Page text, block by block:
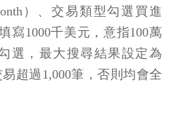
）、交易類型勾選買進
寫1000千美元，意指100萬
選，最大搜尋結果設定為
超過1,000筆，否則均會全